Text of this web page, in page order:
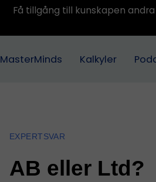
Få tillgång till kunskapen
MasterMinds Kalkyler
EXPERTSVAR
AB eller Ltd?